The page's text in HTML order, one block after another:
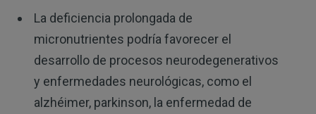
La deficiencia prolongada de
micronutrientes podría favorecer el
desarrollo de procesos neurodegenerativos
y enfermedades neurológicas, como el
alzhéimer, parkinson, la enfermedad de